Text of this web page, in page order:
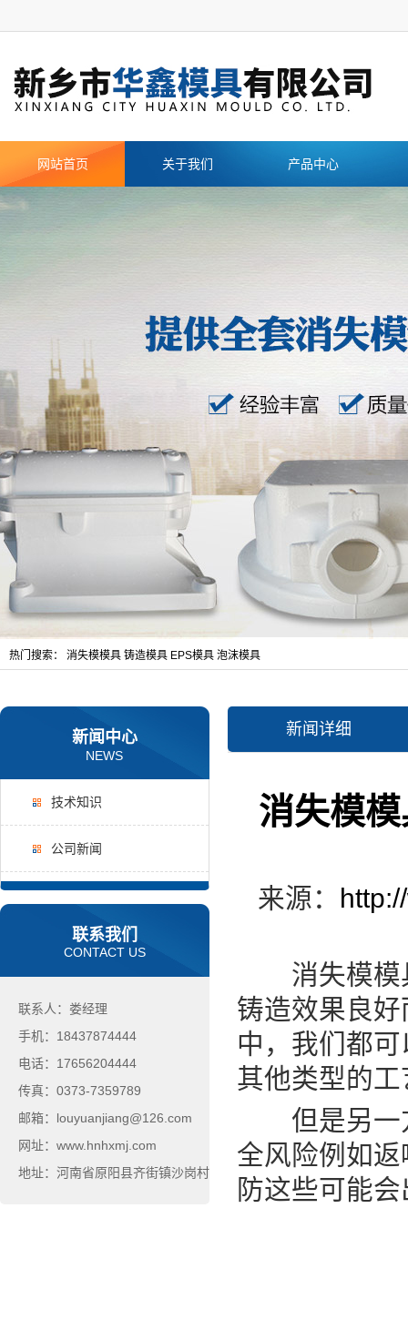
网站首页 关于我们 产品中心
热门搜索： 消失模模具 铸造模具 EPS模具 泡沫模具
新闻中心
NEWS
技术知识
公司新闻
联系我们
CONTACT US
联系人：娄经理
手机：18437874444
电话：17656204444
传真：0373-7359789
邮箱：louyuanjiang@126.com
网址：www.hnhxmj.com
地址：河南省原阳县齐街镇沙岗村
新闻详细
消失模
来源：
消失模模具
铸造效果良
中，我们都
其他类型的
但是另一方
全风险例如
防这些可能